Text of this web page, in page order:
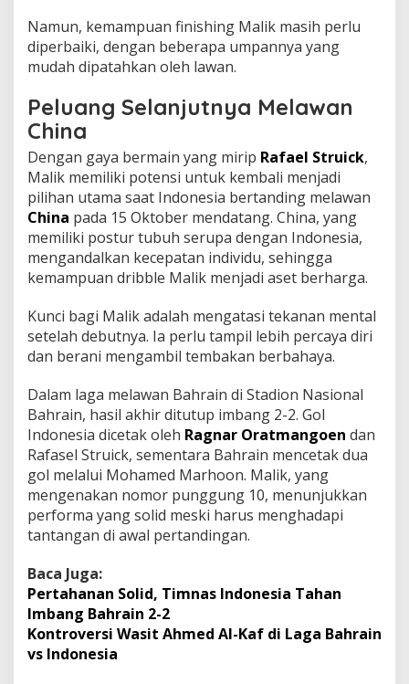
Namun, kemampuan finishing Malik masih perlu
diperbaiki, dengan beberapa umpannya yang
mudah dipatahkan oleh lawan.
Peluang Selanjutnya Melawan
China
Dengan gaya bermain yang mirip Rafael Struick,
Malik memiliki potensi untuk kembali menjadi
pilihan utama saat Indonesia bertanding melawan
China pada 15 Oktober mendatang. China, yang
memiliki postur tubuh serupa dengan Indonesia,
mengandalkan kecepatan individu, sehingga
kemampuan dribble Malik menjadi aset berharga.
Kunci bagi Malik adalah mengatasi tekanan mental
setelah debutnya. Ia perlu tampil lebih percaya diri
dan berani mengambil tembakan berbahaya.
Dalam laga melawan Bahrain di Stadion Nasional
Bahrain, hasil akhir ditutup imbang 2-2. Gol
Indonesia dicetak oleh Ragnar Oratmangoen dan
Rafasel Struick, sementara Bahrain mencetak dua
gol melalui Mohamed Marhoon. Malik, yang
mengenakan nomor punggung 10, menunjukkan
performa yang solid meski harus menghadapi
tantangan di awal pertandingan.
Baca Juga:
Pertahanan Solid, Timnas Indonesia Tahan
Imbang Bahrain 2-2
Kontroversi Wasit Ahmed Al-Kaf di Laga Bahrain
vs Indonesia